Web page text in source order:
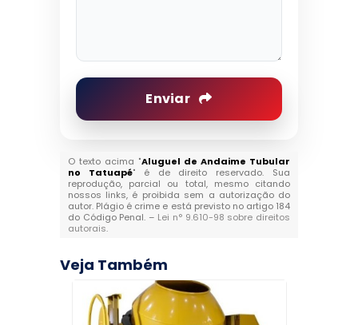
Enviar
O texto acima "Aluguel de Andaime Tubular
no Tatuapé" é de direito reservado. Sua
reprodução, parcial ou total, mesmo citando
nossos links, é proibida sem a autorização do
autor. Plágio é crime e está previsto no artigo 184
do Código Penal. – Lei n° 9.610-98 sobre direitos
autorais.
Veja Também